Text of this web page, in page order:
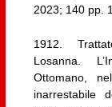
2023; 140 pp.
1912.
Losanna.
Ottomano,
inarrestabile